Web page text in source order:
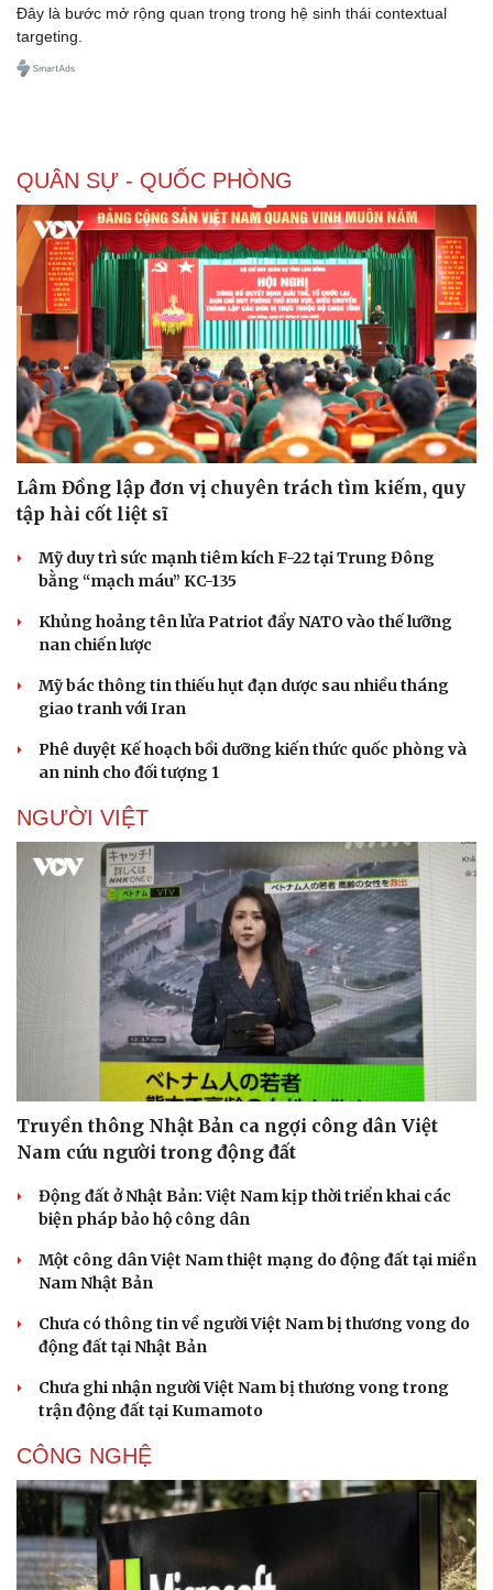
Sân khấu - Điện ảnh
Giải trí
Nghệ sĩ
Thời trang
Sao Việt
Đây là bước mở rộng quan trọng trong hệ sinh thái contextual
targeting.
QUÂN SỰ - QUỐC PHÒNG
Lâm Đồng lập đơn vị chuyên trách tìm kiếm, quy
tập hài cốt liệt sĩ
Mỹ duy trì sức mạnh tiêm kích F-22 tại Trung Đông
bằng “mạch máu” KC-135
Khủng hoảng tên lửa Patriot đẩy NATO vào thế lưỡng
nan chiến lược
Mỹ bác thông tin thiếu hụt đạn dược sau nhiều tháng
giao tranh với Iran
Phê duyệt Kế hoạch bồi dưỡng kiến thức quốc phòng và
an ninh cho đối tượng 1
NGƯỜI VIỆT
Truyền thông Nhật Bản ca ngợi công dân Việt
Nam cứu người trong động đất
Động đất ở Nhật Bản: Việt Nam kịp thời triển khai các
biện pháp bảo hộ công dân
Một công dân Việt Nam thiệt mạng do động đất tại miền
Nam Nhật Bản
Chưa có thông tin về người Việt Nam bị thương vong do
động đất tại Nhật Bản
Chưa ghi nhận người Việt Nam bị thương vong trong
trận động đất tại Kumamoto
CÔNG NGHỆ